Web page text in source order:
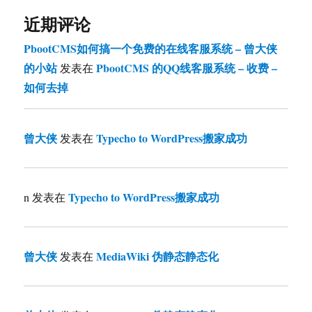
近期评论
PbootCMS如何搞一个免费的在线客服系统 – 曾大侠
的小站发表在PbootCMS 的QQ线客服系统 – 收费 –
如何去掉
曾大侠发表在Typecho to WordPress搬家成功
n 发表在Typecho to WordPress搬家成功
曾大侠发表在MediaWiki 伪静态静态化